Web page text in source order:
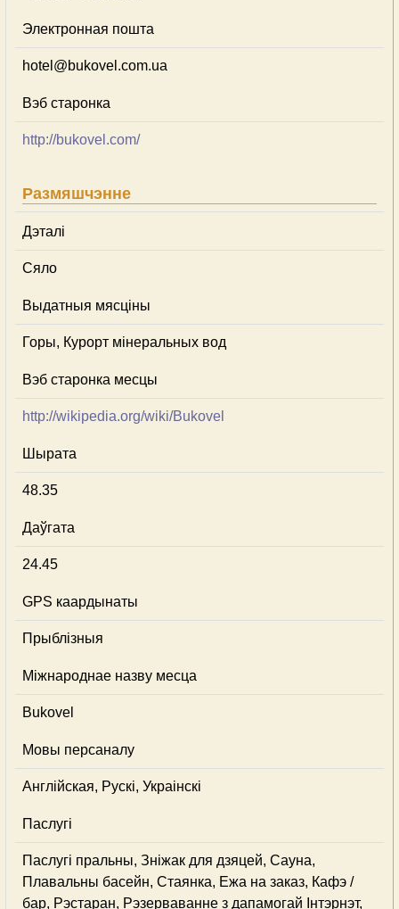
Электронная пошта
hotel@bukovel.com.ua
Вэб старонка
http://bukovel.com/
Размяшчэнне
Дэталі
Сяло
Выдатныя мясціны
Горы, Курорт мінеральных вод
Вэб старонка месцы
http://wikipedia.org/wiki/Bukovel
Шырата
48.35
Даўгата
24.45
GPS каардынаты
Прыблізныя
Міжнароднае назву месца
Bukovel
Мовы персаналу
Англійская, Рускі, Украінскі
Паслугі
Паслугі пральны, Зніжак для дзяцей, Сауна,
Плавальны басейн, Стаянка, Ежа на заказ, Кафэ /
бар, Рэстаран, Рэзерваванне з дапамогай Інтэрнэт,